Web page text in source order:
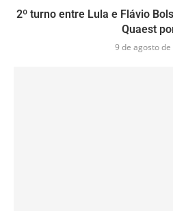
2º turno entre Lula e Flávio
Quaest
9 de agosto de